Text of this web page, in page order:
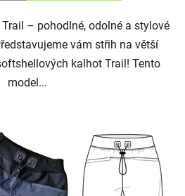
– pohodlné, odolné a stylové
vám střih na větší
kalhot Trail! Tento
model...